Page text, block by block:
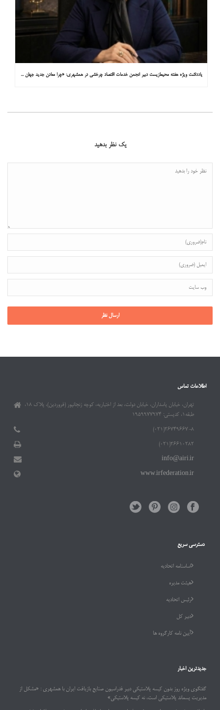
یادداشت ویژه هفته محیط‌زیست دبیر انجمن خدمات اقتصاد چرخشی در همشهری: «چرا معادن جدید جهان زیر زمین نیستند؟»
یک نظر بدهید
اطلاعات تماس
تهران، خیابان پاسداران، خیابان دولت، بعد از اختیاریه، کوچه زنجانپور (فروردین)، پلاک ۱۸،
طبقه۱، کدپستی: ۱۹۵۹۹۷۷۹۷۴
۲۶۷۴۹۶۶۷-۸(۰۲۱)
۲۶۶۱۰۲۸۲(۰۲۱)
info@airi.ir
www.irfederation.ir
دسترسی سریع
اساسنامه اتحادیه
هیئت مدیره
رئیس اتحادیه
دبیر کل
آیین نامه کارگروه ها
جدیدترین اخبار
گفتگوی ویژه روز بدون کیسه پلاستیکی دبیر فدراسیون صنایع بازیافت ایران با همشهری : «مشکل از
مدیریت پسماند پلاستیکی است، نه کیسه پلاستیکی»